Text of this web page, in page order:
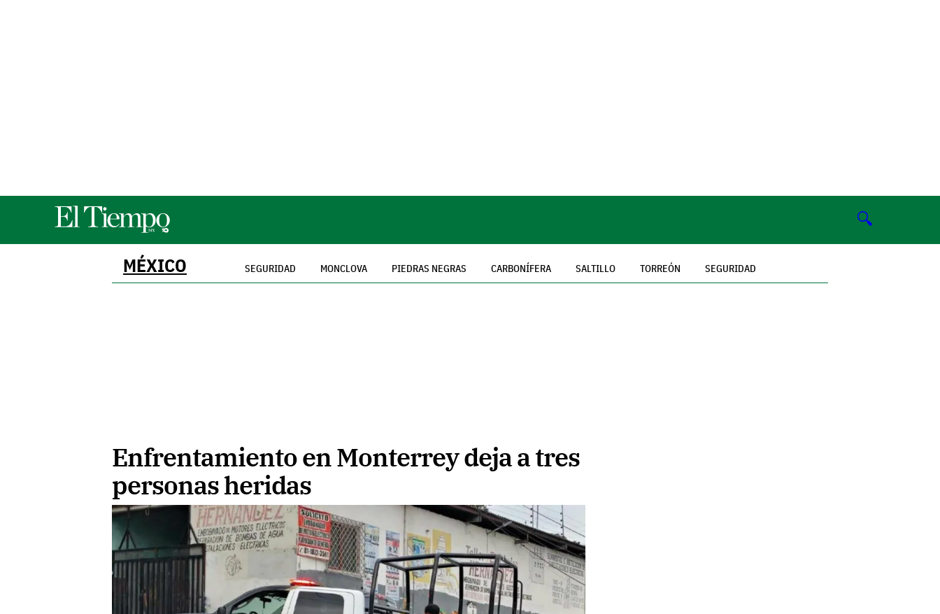
🔍
MÉXICO SEGURIDAD MONCLOVA PIEDRAS NEGRAS CARBONÍFERA SALTILLO TORREÓN SEGURIDAD
Enfrentamiento en Monterrey deja a tres
personas heridas